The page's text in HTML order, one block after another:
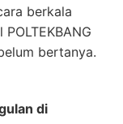
berkala
bertanya.
di